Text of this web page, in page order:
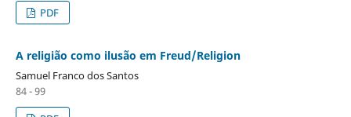
PDF
A religião como ilusão em Freud/Religion
Samuel Franco dos Santos
84 - 99